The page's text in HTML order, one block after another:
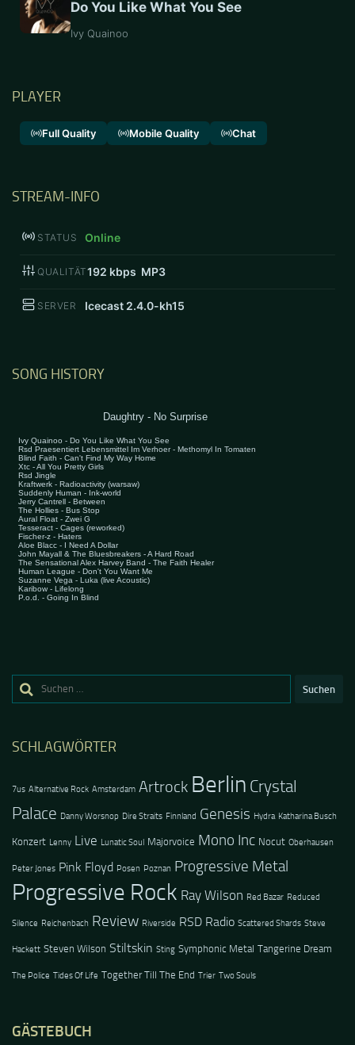
Do You Like What You See
Ivy Quainoo
PLAYER
Full Quality Mobile Quality Chat
STREAM-INFO
STATUS Online
QUALITÄT192 kbps MP3
SERVER Icecast 2.4.0-kh15
SONG HISTORY
Suchen
SCHLAGWÖRTER
7us Alternative Rock Amsterdam Artrock Berlin Crystal
Palace Danny Worsnop Dire Straits Finnland Genesis Hydra Katharina Busch
Konzert Lenny Live Lunatic Soul Majorvoice Mono Inc Nocut Oberhausen
Peter Jones Pink Floyd Posen Poznan Progressive Metal
Progressive Rock Ray Wilson Red Bazar Reduced
Silence Reichenbach Review Riverside RSD Radio Scattered Shards Steve
Hackett Steven Wilson Stiltskin Sting Symphonic Metal Tangerine Dream
The Police Tides Of Life Together Till The End Trier Two Souls
GÄSTEBUCH